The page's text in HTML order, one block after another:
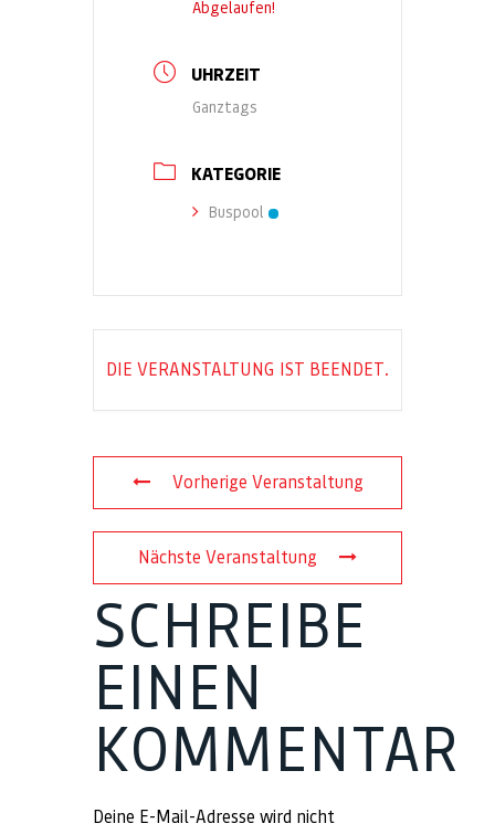
Abgelaufen!
UHRZEIT
Ganztags
KATEGORIE
Buspool
DIE VERANSTALTUNG IST BEENDET.
Vorherige Veranstaltung
Nächste Veranstaltung
SCHREIBE
EINEN
KOMMENTAR
Deine E-Mail-Adresse wird nicht